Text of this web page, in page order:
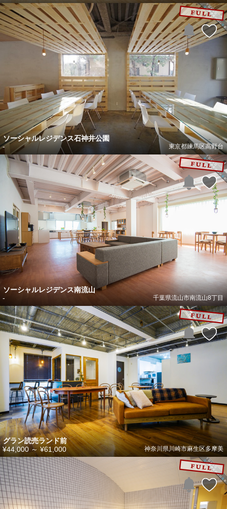
ソーシャルレジデンス石神井公園
東京都練馬区高野台
-
ソーシャルレジデンス南流山
千葉県流山市南流山8丁目
-
グラン読売ランド前
神奈川県川崎市麻生区多摩美
¥44,000 ～¥61,000